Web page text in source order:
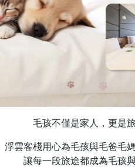
毛孩不僅是家人，更是
浮雲客棧用心為毛孩與毛爸毛
讓每一段旅途都成為毛孩